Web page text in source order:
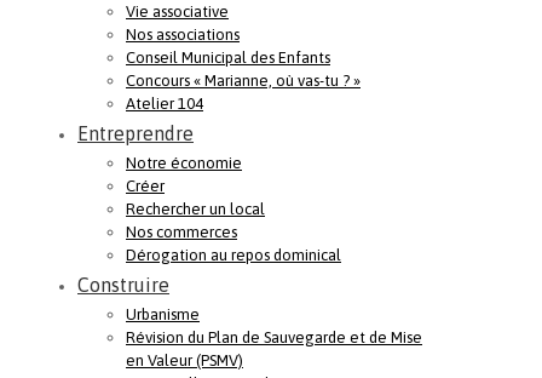
Vie associative
Nos associations
Conseil Municipal des Enfants
Concours « Marianne, où vas-tu ? »
Atelier 104
Entreprendre
Notre économie
Créer
Rechercher un local
Nos commerces
Dérogation au repos dominical
Construire
Urbanisme
Révision du Plan de Sauvegarde et de Mise
en Valeur (PSMV)